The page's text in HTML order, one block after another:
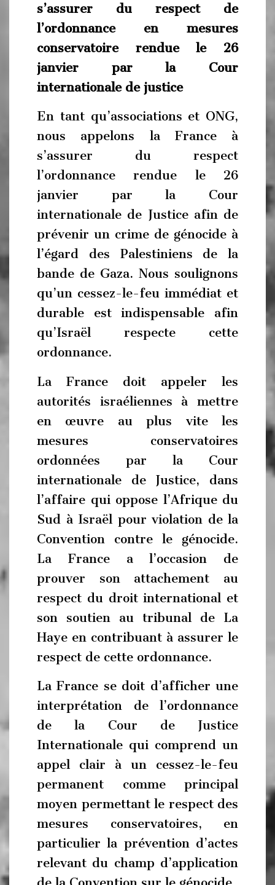
s’assurer du respect de
l’ordonnance en mesures
conservatoire rendue le 26
janvier par la Cour
internationale de justice
En tant qu’associations et ONG,
nous appelons la France à
s’assurer du respect
l’ordonnance rendue le 26
janvier par la Cour
internationale de Justice afin de
prévenir un crime de génocide à
l’égard des Palestiniens de la
bande de Gaza. Nous soulignons
qu’un cessez-le-feu immédiat et
durable est indispensable afin
qu’Israël respecte cette
ordonnance.
La France doit appeler les
autorités israéliennes à mettre
en œuvre au plus vite les
mesures conservatoires
ordonnées par la Cour
internationale de Justice, dans
l’affaire qui oppose l’Afrique du
Sud à Israël pour violation de la
Convention contre le génocide.
La France a l’occasion de
prouver son attachement au
respect du droit international et
son soutien au tribunal de La
Haye en contribuant à assurer le
respect de cette ordonnance.
La France se doit d’afficher une
interprétation de l’ordonnance
de la Cour de Justice
Internationale qui comprend un
appel clair à un cessez-le-feu
permanent comme principal
moyen permettant le respect des
mesures conservatoires, en
particulier la prévention d’actes
relevant du champ d’application